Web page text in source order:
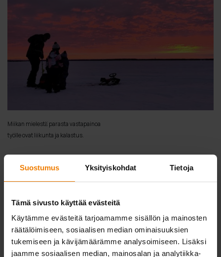
Suostumus Yksityiskohdat Tietoja
Tämä sivusto käyttää evästeitä
Käytämme evästeitä tarjoamamme sisällön ja mainosten
räätälöimiseen, sosiaalisen median ominaisuuksien
tukemiseen ja kävijämäärämme analysoimiseen. Lisäksi
jaamme sosiaalisen median, mainosalan ja analytiikka-
Miikan mielestä parasta vastapainoa
työlle ovat liikunta ja kalastus.
Suunnittelun kehittyminen mahdollistaa
entistä haastavammat kohteet
leivissä, yritys on kehittynyt melkoisesti, hän tuumaa.
– Olemme kasvaneet hienosti alan mukana. Eniten on varmasti
kehittynyt suunnitteluosaaminen, varsinkin viimeisen 2–3